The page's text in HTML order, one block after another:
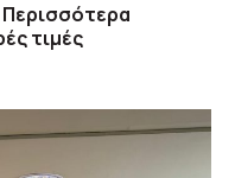
τιμές